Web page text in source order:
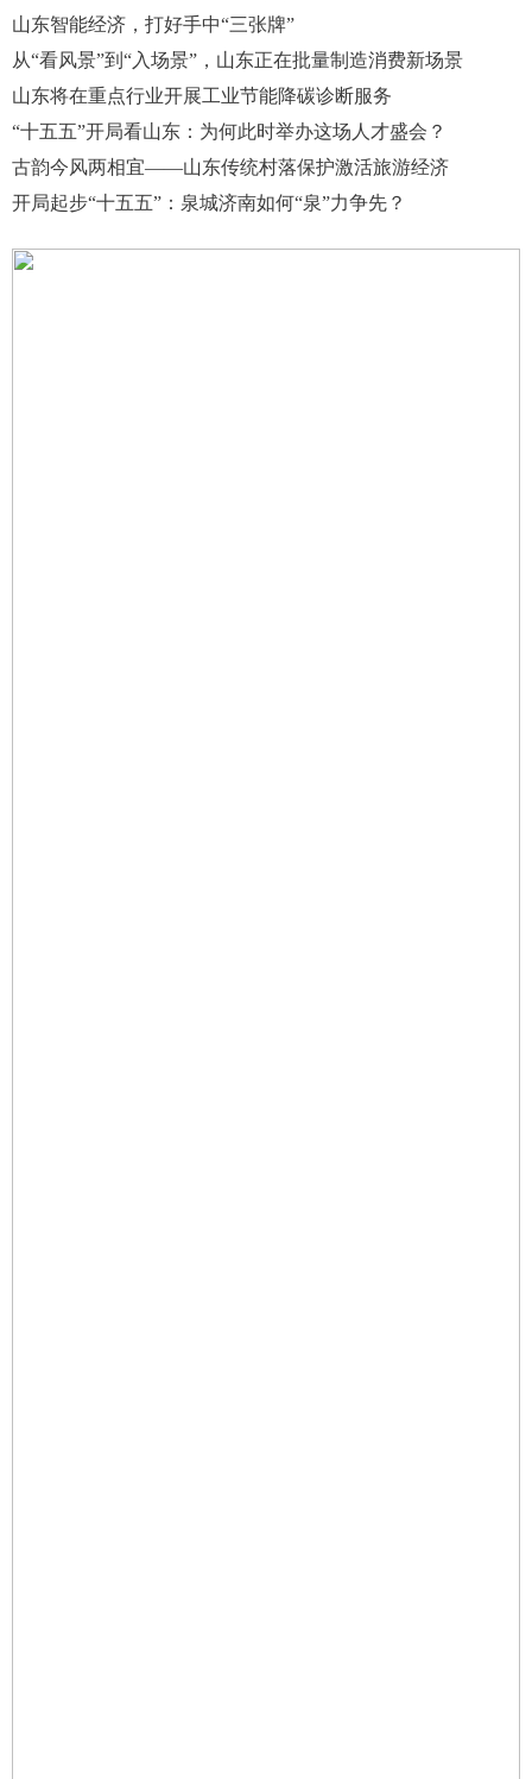
山东智能经济，打好手中“三张牌”
从“看风景”到“入场景”，山东正在批量制造消费新场景
山东将在重点行业开展工业节能降碳诊断服务
“十五五”开局看山东：为何此时举办这场人才盛会？
古韵今风两相宜——山东传统村落保护激活旅游经济
开局起步“十五五”：泉城济南如何“泉”力争先？